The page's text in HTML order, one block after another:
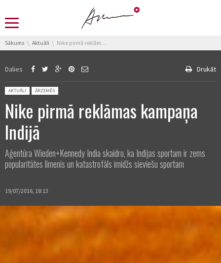
You are here:
Sākums Aktuāli Nike pirmā reklāmas kampaņa Indijā
Dalies Drukāt
Posted in:
AKTUĀLI ĀRZEMĒS
Nike pirmā reklāmas kampaņa
Indijā
Aģentūra Wieden+Kennedy India skaidro, ka Indijas sportam ir zems
popularitātes līmenis un katastrofāls imidžs sieviešu sportam
19/07/2016, 18:13